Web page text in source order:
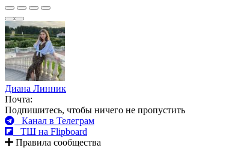
Диана Линник
Почта:
Подпишитесь, чтобы ничего не пропустить
Канал в Телеграм
ТШ на Flipboard
Правила сообщества